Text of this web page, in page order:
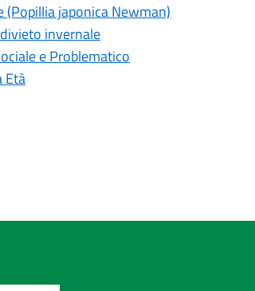
japonica Newman)
invernale
e Problematico
Età